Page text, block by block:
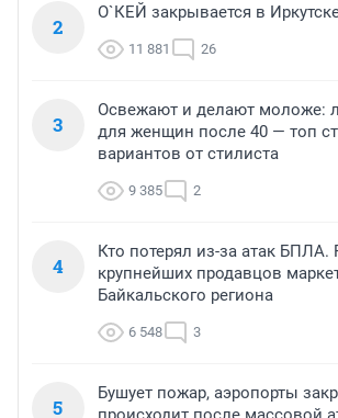
2
О`КЕЙ закрывается в
11 881 26
3
Освежают и делают моложе:
для женщин после 40 — топ
вариантов от стилиста
9 385 2
4
Кто потерял из-за атак БПЛА.
крупнейших продавцов
Байкальского региона
6 548 3
5
Бушует пожар, аэропорты